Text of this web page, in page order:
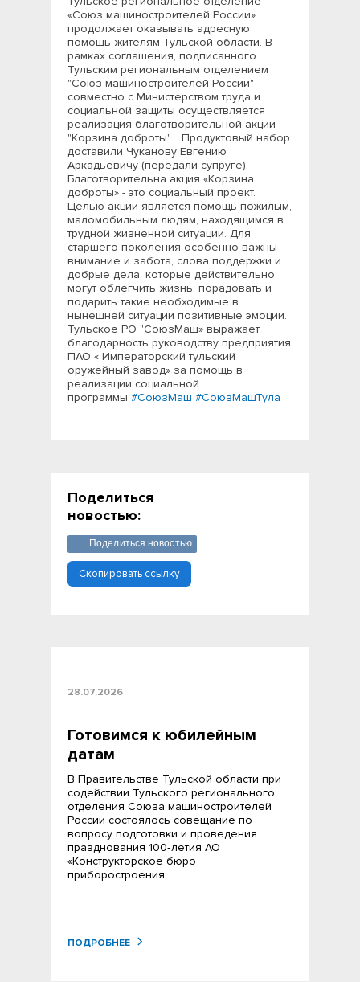
28.07.2026
Готовимся к юбилейным
датам
В Правительстве Тульской области при
содействии Тульского регионального
отделения Союза машиностроителей
России состоялось совещание по
вопросу подготовки и проведения
празднования 100‑летия АО
«Конструкторское бюро
приборостроения…
ПОДРОБНЕЕ
«Союз машиностроителей России»
продолжает оказывать адресную
помощь жителям Тульской области. В
рамках соглашения, подписанного
Тульским региональным отделением
"Союз машиностроителей России"
совместно с Министерством труда и
социальной защиты осуществляется
реализация благотворительной акции
"Корзина доброты". . Продуктовый набор
доставили Чуканову Евгению
Аркадьевичу (передали супруге).
Благотворительна акция «Корзина
доброты» - это социальный проект.
Целью акции является помощь пожилым,
маломобильным людям, находящимся в
трудной жизненной ситуации. Для
старшего поколения особенно важны
внимание и забота, слова поддержки и
добрые дела, которые действительно
могут облегчить жизнь, порадовать и
подарить такие необходимые в
нынешней ситуации позитивные эмоции.
Тульское РО "СоюзМаш» выражает
благодарность руководству предприятия
ПАО « Императорский тульский
оружейный завод» за помощь в
реализации социальной
программы #СоюзМаш #СоюзМашТула
Поделиться
новостью:
Поделиться новостью
Скопировать ссылку